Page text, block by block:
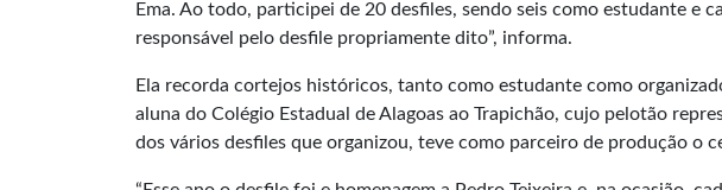
Ema. Ao todo, participei de 20 desfiles, sendo seis como estudante e
responsável pelo desfile propriamente dito”, informa.
Ela recorda cortejos históricos, tanto como estudante como
aluna do Colégio Estadual de Alagoas ao Trapichão, cujo pelotão
dos vários desfiles que organizou, teve como parceiro de produção o